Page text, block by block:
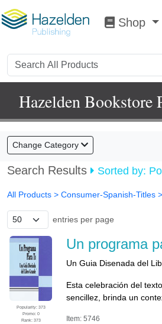
Shop
Hazelden Bookstore
Change Category
Search Results Sorted by:
All Products > Consumer-Spanish-Titles >
entries per page
Popularity: 373
Promo: 0
Rank: 373
Un programa
Un Guia Disenada del
Esta celebración del
sencillez, brinda un
Item: 5746